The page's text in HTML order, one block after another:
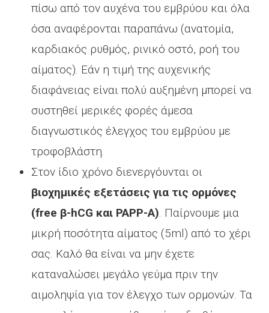
πίσω από τον αυχένα του εμβρύου και όλα
όσα αναφέρονται παραπάνω (ανατομία,
καρδιακός ρυθμός, ρινικό οστό, ροή του
αίματος). Εάν η τιμή της αυχενικής
διαφάνειας είναι πολύ αυξημένη μπορεί να
συστηθεί μερικές φορές άμεσα
διαγνωστικός έλεγχος του εμβρύου με
τροφοβλάστη.
Στον ίδιο χρόνο διενεργόυνται οι
βιοχημικές εξετάσεις για τις ορμόνες
(free β-hCG και PAPP-A) . Παίρνουμε μια
μικρή ποσότητα αίματος (5ml) από το χέρι
σας. Καλό θα είναι να μην έχετε
καταναλώσει μεγάλο γεύμα πριν την
αιμοληψία για τον έλεγχο των ορμονών. Τα